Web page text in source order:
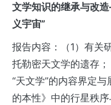
文学知识的继承与改
义宇宙”
报告内容：（1）有关
托勒密天文学的遗存
“天文学”的内容界定
的本性》中的行星秩序